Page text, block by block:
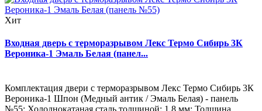
Хит
Входная дверь с терморазрывом Лекс Термо Сибирь 3К
Вероника-1 Эмаль Белая (панел...
Комплектация двери с терморазрывом Лекс Термо Сибирь 3К
Вероника-1 Шпон (Медный антик / Эмаль Белая) - панель
№55: Холоднокатаная сталь толщиной: 1,8 мм; Толщина